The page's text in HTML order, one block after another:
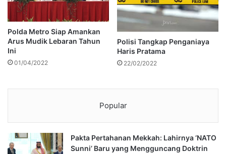
Polda Metro Siap Amankan
Arus Mudik Lebaran Tahun
Ini
01/04/2022
Polisi Tangkap Penganiaya
Haris Pratama
22/02/2022
Popular
Pakta Pertahanan Mekkah: Lahirnya ‘NATO
Sunni’ Baru yang Mengguncang Doktrin